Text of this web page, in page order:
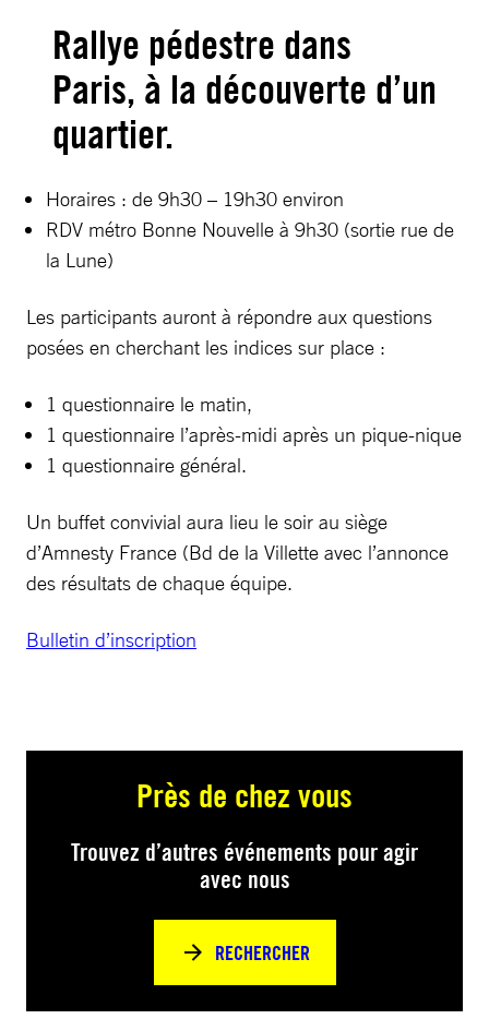
Rallye pédestre dans
Paris, à la découverte d’un
quartier.
Horaires : de 9h30 – 19h30 environ
RDV métro Bonne Nouvelle à 9h30 (sortie rue de
la Lune)
Les participants auront à répondre aux questions
posées en cherchant les indices sur place :
1 questionnaire le matin,
1 questionnaire l’après-midi après un pique-nique
1 questionnaire général.
Un buffet convivial aura lieu le soir au siège
d’Amnesty France (Bd de la Villette avec l’annonce
des résultats de chaque équipe.
Bulletin d’inscription
Près de chez vous
Trouvez d’autres événements pour agir
avec nous
RECHERCHER